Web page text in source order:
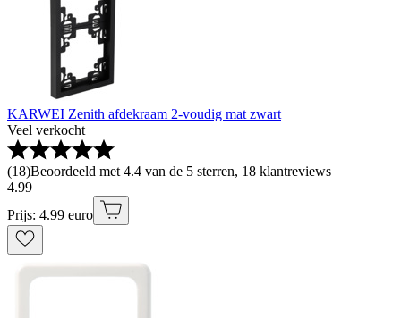
KARWEI Zenith afdekraam 2-voudig mat zwart
Veel verkocht
(18)Beoordeeld met 4.4 van de 5 sterren, 18 klantreviews
4.99
Prijs: 4.99 euro